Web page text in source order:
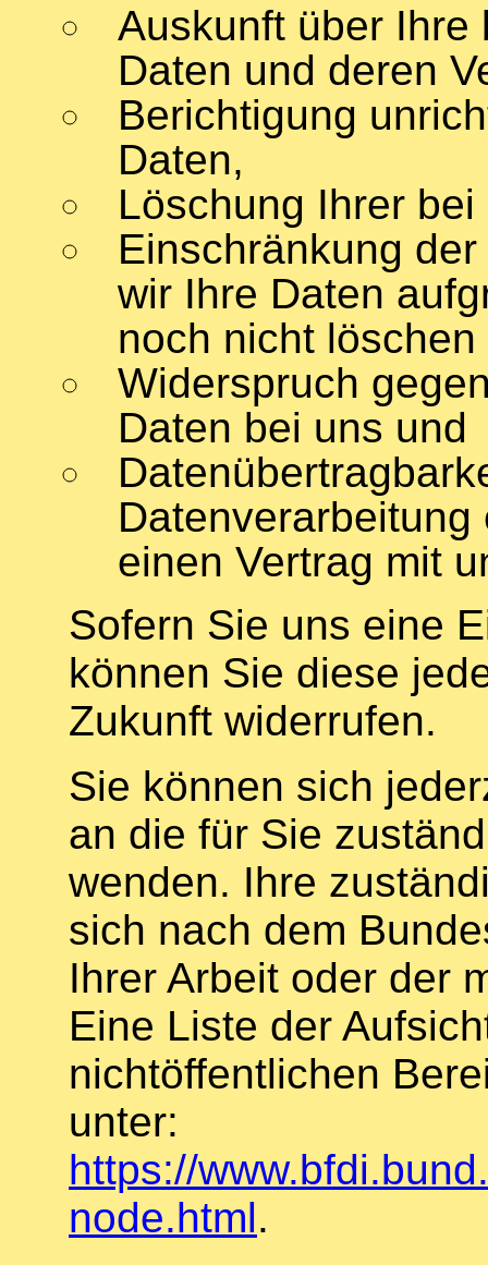
Auskunft über Ihre
Daten und deren
Berichtigung
Daten,
Löschung Ihrer
Einschränkung
wir Ihre Daten
noch nicht
Widerspruch
Daten bei uns und
einen Vertrag mit
Sofern Sie uns eine
können Sie diese
Zukunft widerrufen.
Sie können sich
an die für Sie
wenden. Ihre
sich nach dem
Ihrer Arbeit oder der
Eine Liste der
nichtöffentlichen
unter:
https://
node.html.